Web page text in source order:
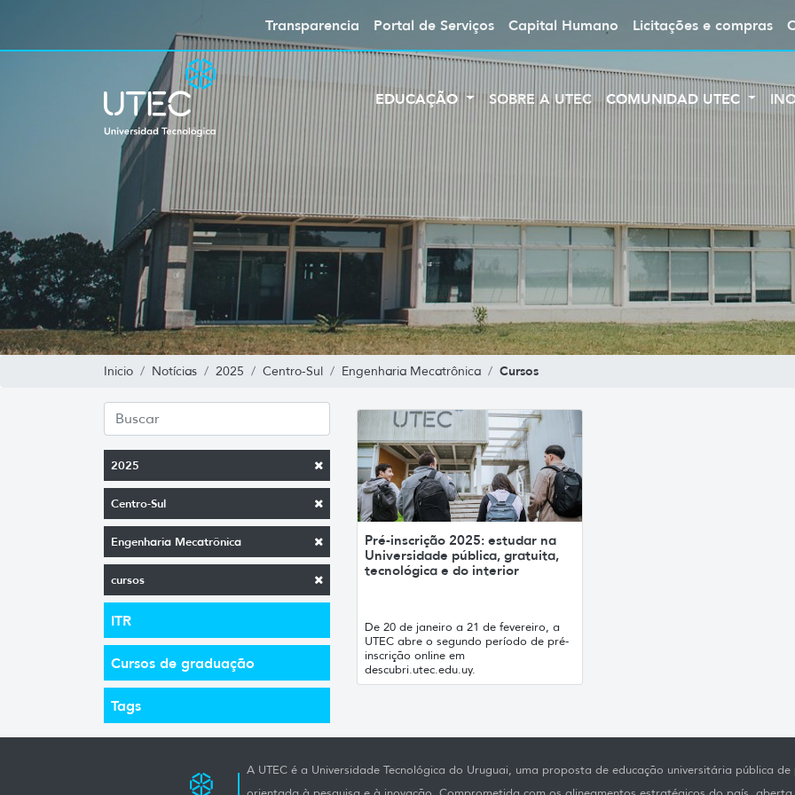
Transparencia Portal de Serviços Capital Humano Licitações e compras
EDUCAÇÃO SOBRE A UTEC COMUNIDAD UTEC
Inicio Notícias 2025 Centro-Sul Engenharia Mecatrônica Cursos
2025
Centro-Sul
Engenharia Mecatrônica
cursos
ITR
Cursos de graduação
Tags
Pré-inscrição 2025: estudar na
Universidade pública, gratuita,
tecnológica e do interior
De 20 de janeiro a 21 de fevereiro, a
UTEC abre o segundo período de pré-
inscrição online em
descubri.utec.edu.uy.
A UTEC é a Universidade Tecnológica do Uruguai, uma proposta de educação universitária pública